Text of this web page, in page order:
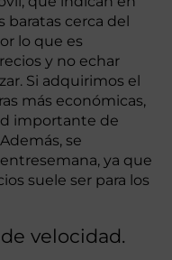
baratas cerca del
lo que es
y no echar
Si adquirimos el
más económicas,
importante de
se
ya que
suele ser para los
velocidad.